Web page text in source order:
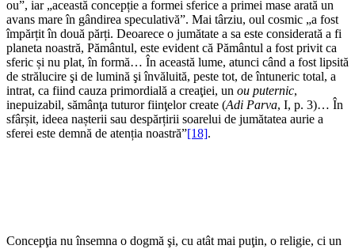
ou”, iar „această concepție a formei sferice a primei mase arată un
avans mare în gândirea speculativă”. Mai târziu, oul cosmic „a fost
împărțit în două părți. Deoarece o jumătate a sa este considerată a fi
planeta noastră, Pământul, este evident că Pământul a fost privit ca
sferic și nu plat, în formă… În această lume, atunci când a fost lipsită
de strălucire şi de lumină şi învăluită, peste tot, de întuneric total, a
intrat, ca fiind cauza primordială a creaţiei, un ou puternic,
inepuizabil, sămânţa tuturor fiinţelor create (Adi Parva, I, p. 3)… În
sfârșit, ideea nașterii sau despărțirii soarelui de jumătatea aurie a
sferei este demnă de atenția noastră”[18].
Concepţia nu însemna o dogmă şi, cu atât mai puţin, o religie, ci un